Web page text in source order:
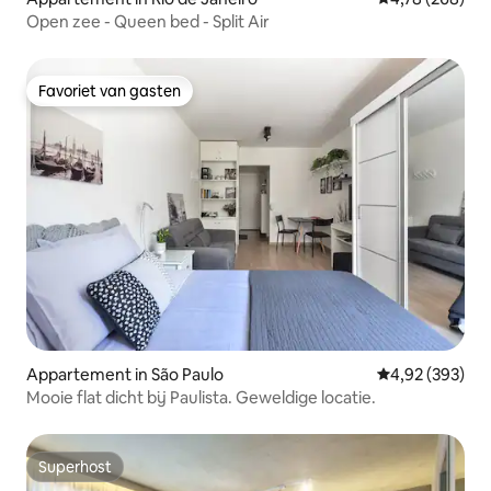
Open zee - Queen bed - Split Air
Favoriet van gasten
Favoriet van gasten
Appartement in São Paulo Gemiddelde
4,92 (393)
Mooie flat dicht bij Paulista. Geweldige locatie.
Superhost
Superhost